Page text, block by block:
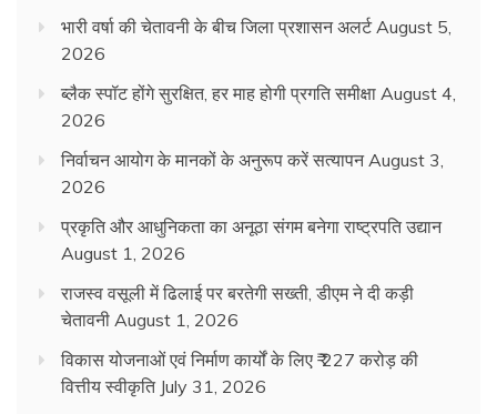
भारी वर्षा की चेतावनी के बीच जिला प्रशासन अलर्ट August 5,
2026
ब्लैक स्पॉट होंगे सुरक्षित, हर माह होगी प्रगति समीक्षा August 4,
2026
निर्वाचन आयोग के मानकों के अनुरूप करें सत्यापन August 3,
2026
प्रकृति और आधुनिकता का अनूठा संगम बनेगा राष्ट्रपति उद्यान
August 1, 2026
राजस्व वसूली में ढिलाई पर बरतेगी सख्ती, डीएम ने दी कड़ी
चेतावनी August 1, 2026
विकास योजनाओं एवं निर्माण कार्यों के लिए ₹ 227 करोड़ की
वित्तीय स्वीकृति July 31, 2026